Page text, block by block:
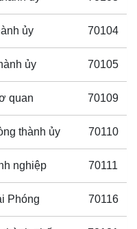
ủy 70104
ủy 70105
quan 70109
thành ủy 70110
nghiệp 70111
Phóng 70116